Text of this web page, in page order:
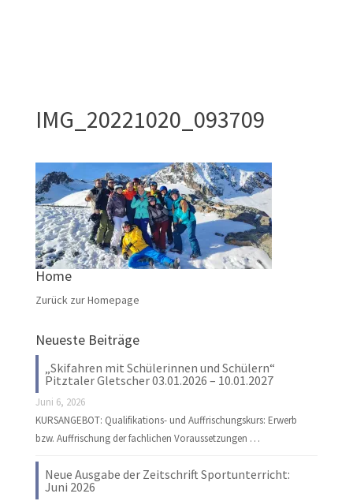
IMG_20221020_093709
Home
Zurück zur Homepage
Neueste Beiträge
„Skifahren mit Schülerinnen und Schülern“
Pitztaler Gletscher 03.01.2026 – 10.01.2027
Juni 6, 2026
KURSANGEBOT: Qualifikations- und Auffrischungskurs: Erwerb
bzw. Auffrischung der fachlichen Voraussetzungen …
Neue Ausgabe der Zeitschrift Sportunterricht:
Juni 2026